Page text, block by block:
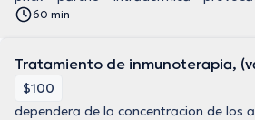
60 min
Tratamiento de inmunoterapia,
$100
dependera de la concentracion de los